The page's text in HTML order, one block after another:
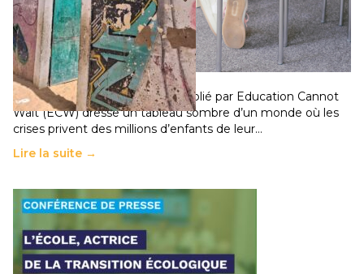
258 millions d’enfants victimes de la guerre, des
chocs climatiques et des déplacements de
population
11 juillet 2026- National
Un nouveau rapport mondial publié par Education Cannot
Wait (ECW) dresse un tableau sombre d’un monde où les
crises privent des millions d’enfants de leur…
Lire la suite →